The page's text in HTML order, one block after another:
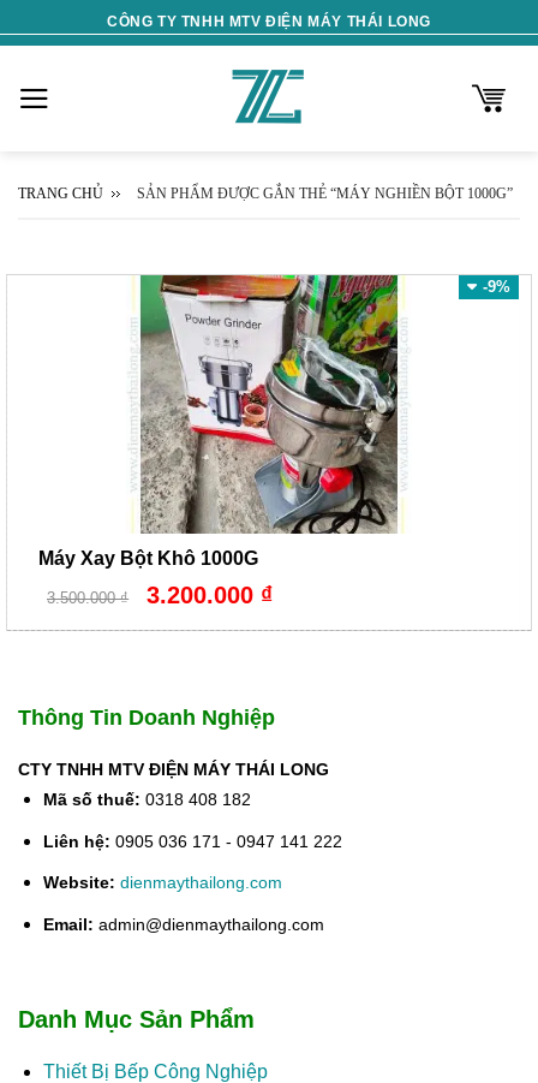
to
CÔNG TY TNHH MTV ĐIỆN MÁY THÁI LONG
TRANG CHỦ SẢN PHẨM ĐƯỢC GẮN THẺ “MÁY NGHIỀN BỘT 1000G”
-9%
Máy Xay Bột Khô 1000G
3.500.000₫
Giá
gốc
3.500.000 ₫.
3.200.000 ₫Giá
hiện
là:
Thông Tin Doanh Nghiệp
CTY TNHH MTV ĐIỆN MÁY THÁI LONG
Mã số thuế: 0318 408 182
Liên hệ: 0905 036 171 - 0947 141 222
Website: dienmaythailong.com
Email: admin@dienmaythailong.com
Danh Mục Sản Phẩm
Thiết Bị Bếp Công Nghiệp